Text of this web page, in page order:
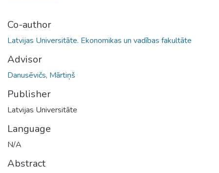
Co-author
Latvijas Universitāte. Ekonomikas un vadības fakultāte
Advisor
Danusēvičs, Mārtiņš
Publisher
Latvijas Universitāte
Language
N/A
Abstract